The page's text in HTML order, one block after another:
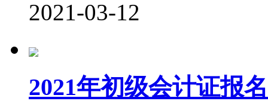
2021-03-12
2021年初级会计证报